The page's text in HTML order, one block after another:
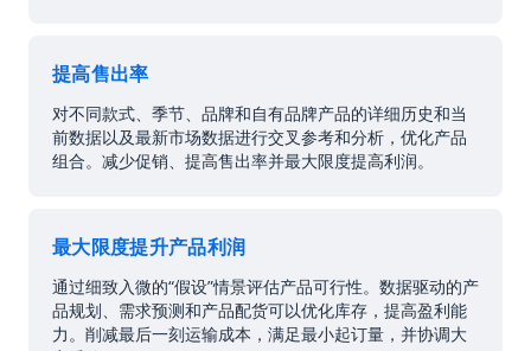
提高售出率
对不同款式、季节、品牌和自有品牌产品的详细历史和当
前数据以及最新市场数据进行交叉参考和分析，优化产品
组合。减少促销、提高售出率并最大限度提高利润。
最大限度提升产品利润
通过细致入微的“假设”情景评估产品可行性。数据驱动的产
品规划、需求预测和产品配货可以优化库存，提高盈利能
力。削减最后一刻运输成本，满足最小起订量，并协调大